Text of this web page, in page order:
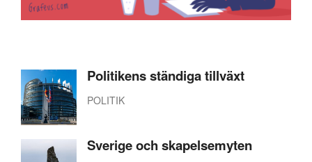
Politikens ständiga tillväxt
POLITIK
Sverige och skapelsemyten